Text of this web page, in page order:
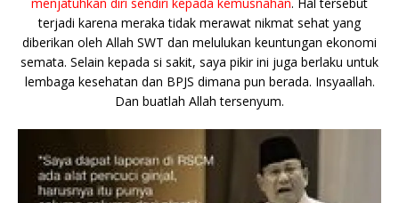
terjadi karena meraka tidak merawat nikmat sehat yang
diberikan oleh Allah SWT dan melulukan keuntungan ekonomi
semata. Selain kepada si sakit, saya pikir ini juga berlaku untuk
lembaga kesehatan dan BPJS dimana pun berada. Insyaallah.
Dan buatlah Allah tersenyum.